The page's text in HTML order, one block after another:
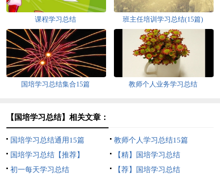
课程学习总结 班主任培训学习总结(15篇)
国培学习总结集合15篇 教师个人业务学习总结
【国培学习总结】相关文章：
国培学习总结通用15篇
教师个人学习总结15篇
国培学习总结【推荐】
【精】国培学习总结
初一每天学习总结
【荐】国培学习总结